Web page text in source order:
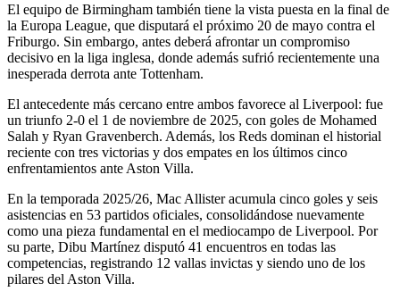
El equipo de Birmingham también tiene la vista puesta en la final de
la Europa League, que disputará el próximo 20 de mayo contra el
Friburgo. Sin embargo, antes deberá afrontar un compromiso
decisivo en la liga inglesa, donde además sufrió recientemente una
inesperada derrota ante Tottenham.
El antecedente más cercano entre ambos favorece al Liverpool: fue
un triunfo 2-0 el 1 de noviembre de 2025, con goles de Mohamed
Salah y Ryan Gravenberch. Además, los Reds dominan el historial
reciente con tres victorias y dos empates en los últimos cinco
enfrentamientos ante Aston Villa.
En la temporada 2025/26, Mac Allister acumula cinco goles y seis
asistencias en 53 partidos oficiales, consolidándose nuevamente
como una pieza fundamental en el mediocampo de Liverpool. Por
su parte, Dibu Martínez disputó 41 encuentros en todas las
competencias, registrando 12 vallas invictas y siendo uno de los
pilares del Aston Villa.